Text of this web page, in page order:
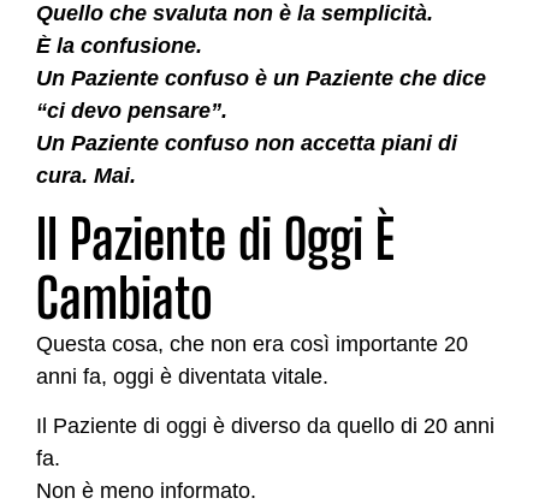
Quello che svaluta non è la semplicità.
È la confusione.
Un Paziente confuso è un Paziente che dice
“ci devo pensare”.
Un Paziente confuso non accetta piani di
cura. Mai.
Il Paziente di Oggi È
Cambiato
Questa cosa, che non era così importante 20
anni fa, oggi è diventata vitale.
Il Paziente di oggi è diverso da quello di 20 anni
fa.
Non è meno informato.